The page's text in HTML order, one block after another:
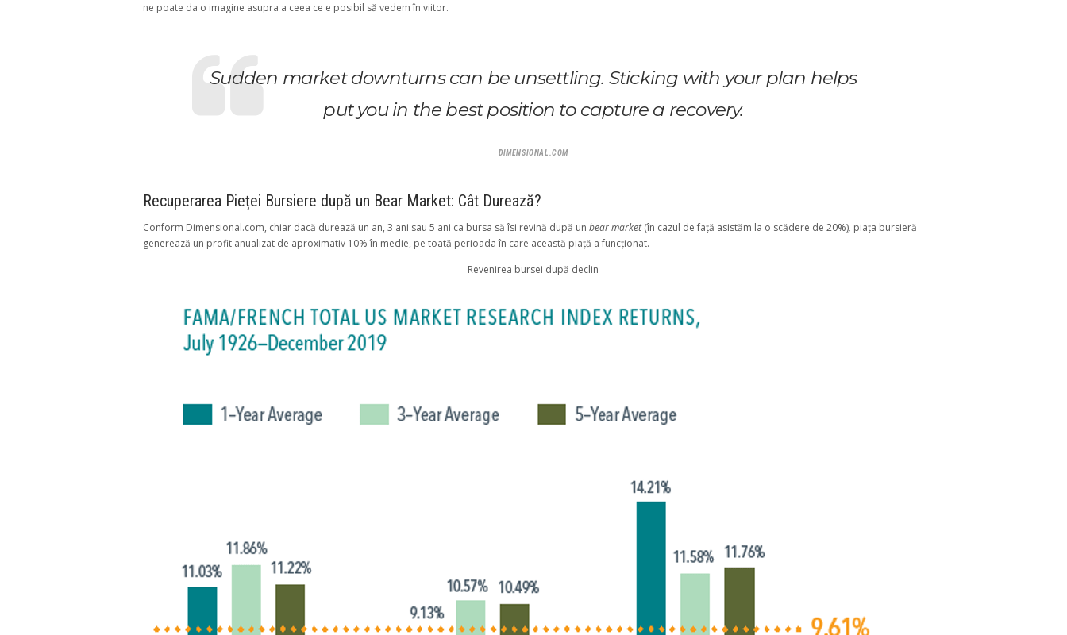
ne poate da o imagine asupra a ceea ce e posibil să vedem în viitor.
Sudden market downturns can be unsettling. Sticking with your plan helps
put you in the best position to capture a recovery.
DIMENSIONAL.COM
Recuperarea Pieței Bursiere după un Bear Market: Cât Durează?
Conform Dimensional.com, chiar dacă durează un an, 3 ani sau 5 ani ca bursa să îsi revină după unbear market(în cazul de față asistăm la o scădere de 20%), piața bursieră
generează un profit anualizat de aproximativ 10% în medie, pe toată perioada în care această piață a funcționat.
Revenirea bursei după declin